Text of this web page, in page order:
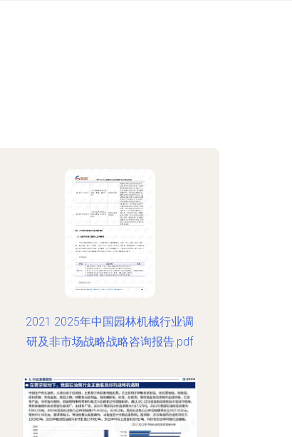
2021 2025年中国园林机械行业调
研及非市场战略战略咨询报告.pdf